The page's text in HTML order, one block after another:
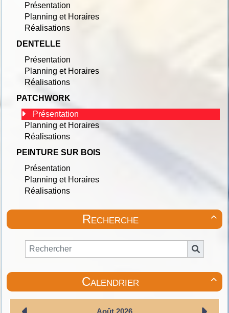
Présentation
Planning et Horaires
Réalisations
DENTELLE
Présentation
Planning et Horaires
Réalisations
PATCHWORK
Présentation
Planning et Horaires
Réalisations
PEINTURE SUR BOIS
Présentation
Planning et Horaires
Réalisations

Recherche

Calendrier